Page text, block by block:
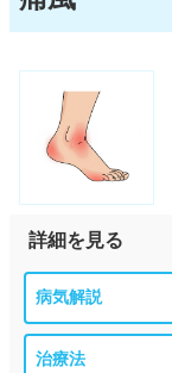
詳細を見る
病気解説
治療法